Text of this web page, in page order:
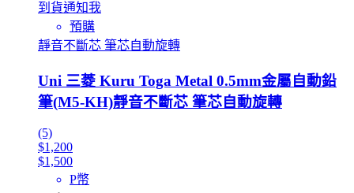
到貨通知我
預購
靜音不斷芯 筆芯自動旋轉
Uni 三菱 Kuru Toga Metal 0.5mm金屬自動鉛
筆(M5-KH)靜音不斷芯 筆芯自動旋轉
(5)
$1,200
$1,500
P幣